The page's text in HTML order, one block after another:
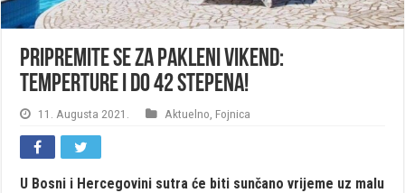
Pripremite se za pakleni vikend:
Temperture i do 42 stepena!
11. Augusta 2021. Aktuelno Fojnica
U Bosni i Hercegovini sutra će biti sunčano vrijeme uz malu